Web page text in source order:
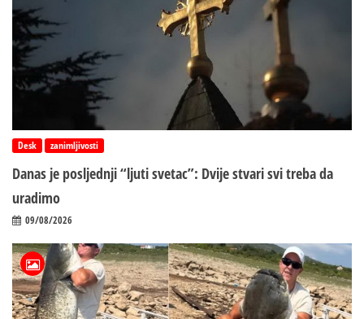
Desk zanimljivosti
Danas je posljednji “ljuti svetac”: Dvije stvari svi treba da
uradimo
09/08/2026